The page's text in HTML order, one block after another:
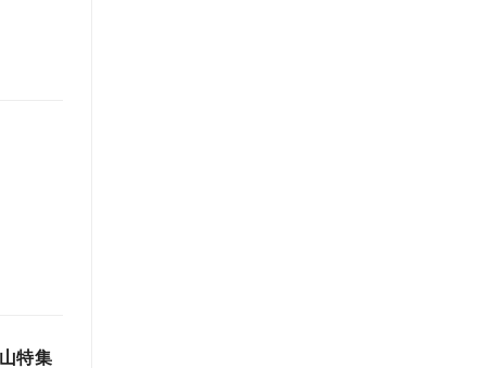
特集